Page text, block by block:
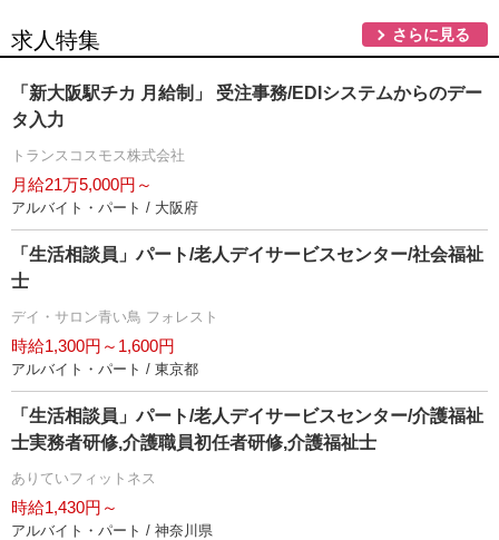
求人特集 さらに見る
「新大阪駅チカ 月給制」 受注事務/EDIシステムからのデー
タ入力
トランスコスモス株式会社
月給21万5,000円～
アルバイト・パート / 大阪府
「生活相談員」パート/老人デイサービスセンター/社会福祉
士
デイ・サロン青い鳥 フォレスト
時給1,300円～1,600円
アルバイト・パート / 東京都
「生活相談員」パート/老人デイサービスセンター/介護福祉
士実務者研修,介護職員初任者研修,介護福祉士
ありていフィットネス
時給1,430円～
アルバイト・パート / 神奈川県